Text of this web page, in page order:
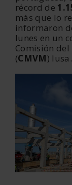
récord de
más que lo
informaron
lunes en un
Comisión
(CMVM) lusa.